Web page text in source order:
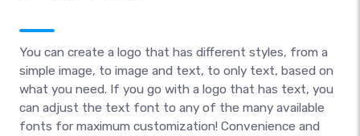
You can create a logo that has different styles, from a
simple image, to image and text, to only text, based on
what you need. If you go with a logo that has text, you
can adjust the text font to any of the many available
fonts for maximum customization! Convenience and